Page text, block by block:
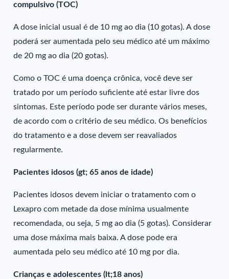
compulsivo (TOC)
A dose inicial usual é de 10 mg ao dia (10 gotas). A dose
poderá ser aumentada pelo seu médico até um máximo
de 20 mg ao dia (20 gotas).
Como o TOC é uma doença crônica, você deve ser
tratado por um período suficiente até estar livre dos
sintomas. Este período pode ser durante vários meses,
de acordo com o critério de seu médico. Os benefícios
do tratamento e a dose devem ser reavaliados
regularmente.
Pacientes idosos (gt; 65 anos de idade)
Pacientes idosos devem iniciar o tratamento com o
Lexapro com metade da dose mínima usualmente
recomendada, ou seja, 5 mg ao dia (5 gotas). Considerar
uma dose máxima mais baixa. A dose pode era
aumentada pelo seu médico até 10 mg por dia.
Crianças e adolescentes (lt;18 anos)